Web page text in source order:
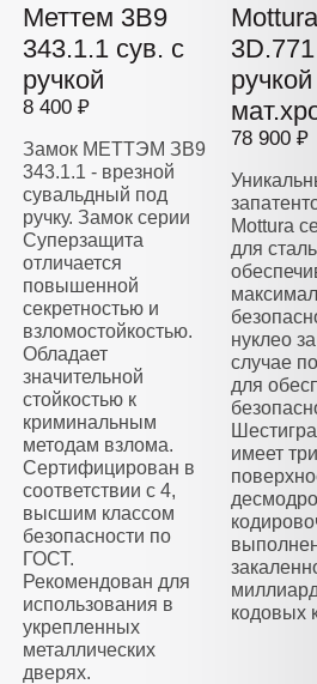
Меттем 3В9
343.1.1 сув. с
ручкой
8 400 ₽
Замок МЕТТЭМ ЗВ9
343.1.1 - врезной
сувальдный под
ручку. Замок серии
Суперзащита
отличается
повышенной
секретностью и
взломостойкостью.
Обладает
значительной
стойкостью к
криминальным
методам взлома.
Сертифицирован в
соответствии с 4,
высшим классом
безопасности по
ГОСТ.
Рекомендован для
использования в
укрепленных
металлических
дверях.
78 900 ₽
Mottura
для
нуклео
случае
для
имеет
кодовых